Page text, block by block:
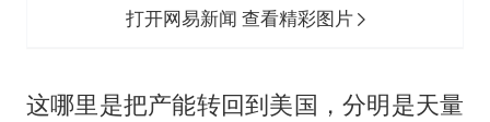
打开网易新闻 查看精彩图片
这哪里是把产能转回到美国，分明是天量